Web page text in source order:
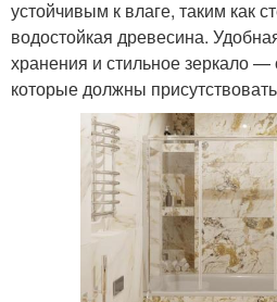
устойчивым к влаге, таким как
водостойкая древесина.
хранения и стильное зеркало
которые должны